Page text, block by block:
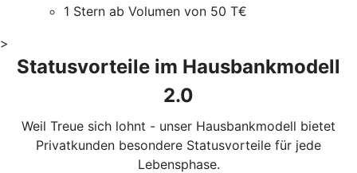
1 Stern ab Volumen von 50 T€
>
Statusvorteile im Hausbankmodell
2.0
Weil Treue sich lohnt - unser Hausbankmodell bietet
Privatkunden besondere Statusvorteile für jede
Lebensphase.